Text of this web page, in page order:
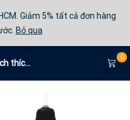
Giảm 5% tất cả đơn hàng
Bỏ qua
thíc...
0